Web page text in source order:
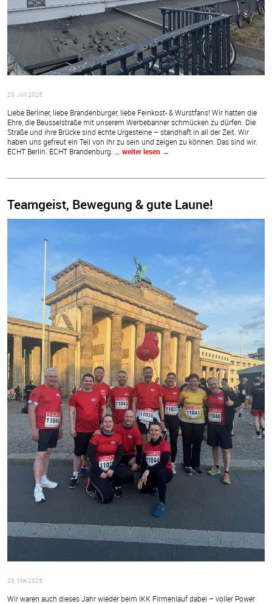
23. Juli 2025
Liebe Berliner, liebe Brandenburger, liebe Feinkost- & Wurstfans! Wir hatten die
Ehre, die Beusselstraße mit unserem Werbebanner schmücken zu dürfen. Die
Straße und ihre Brücke sind echte Urgesteine – standhaft in all der Zeit. Wir
haben uns gefreut ein Teil von ihr zu sein und zeigen zu können: Das sind wir.
ECHT Berlin. ECHT Brandenburg.
… weiter lesen →
Teamgeist, Bewegung & gute Laune!
23. Mai 2025
Wir waren auch dieses Jahr wieder beim IKK Firmenlauf dabei – voller Power